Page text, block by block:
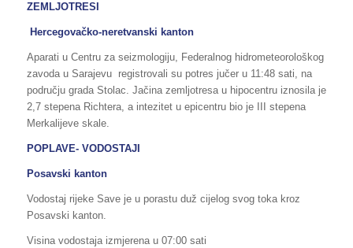
ZEMLJOTRESI
Hercegovačko-neretvanski kanton
Aparati u Centru za seizmologiju, Federalnog hidrometeorološkog
zavoda u Sarajevu registrovali su potres jučer u 11:48 sati, na
području grada Stolac. Jačina zemljotresa u hipocentru iznosila je
2,7 stepena Richtera, a intezitet u epicentru bio je III stepena
Merkalijeve skale.
POPLAVE- VODOSTAJI
Posavski kanton
Vodostaj rijeke Save je u porastu duž cijelog svog toka kroz
Posavski kanton.
Visina vodostaja izmjerena u 07:00 sati